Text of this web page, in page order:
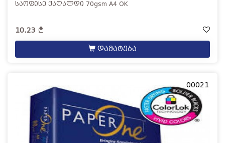
საოფისე ქაღალდი 70gsm A4 OK
10.23
დამატება
00021